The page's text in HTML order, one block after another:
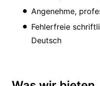
Angenehme,
Fehlerfreie
Deutsch